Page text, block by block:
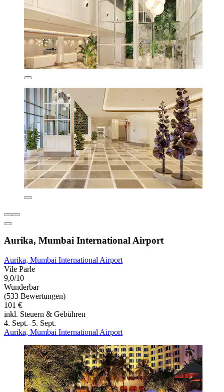
Aurika, Mumbai International Airport
Aurika, Mumbai International Airport
Vile Parle
9,0/10
Wunderbar
(533 Bewertungen)
101 €
inkl. Steuern & Gebühren
4. Sept.–5. Sept.
Aurika, Mumbai International Airport